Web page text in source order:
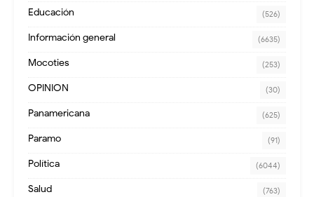
Educación (526)
Información general (6635)
Mocoties (253)
OPINION (30)
Panamericana (625)
Paramo (91)
Política (6044)
Salud (763)